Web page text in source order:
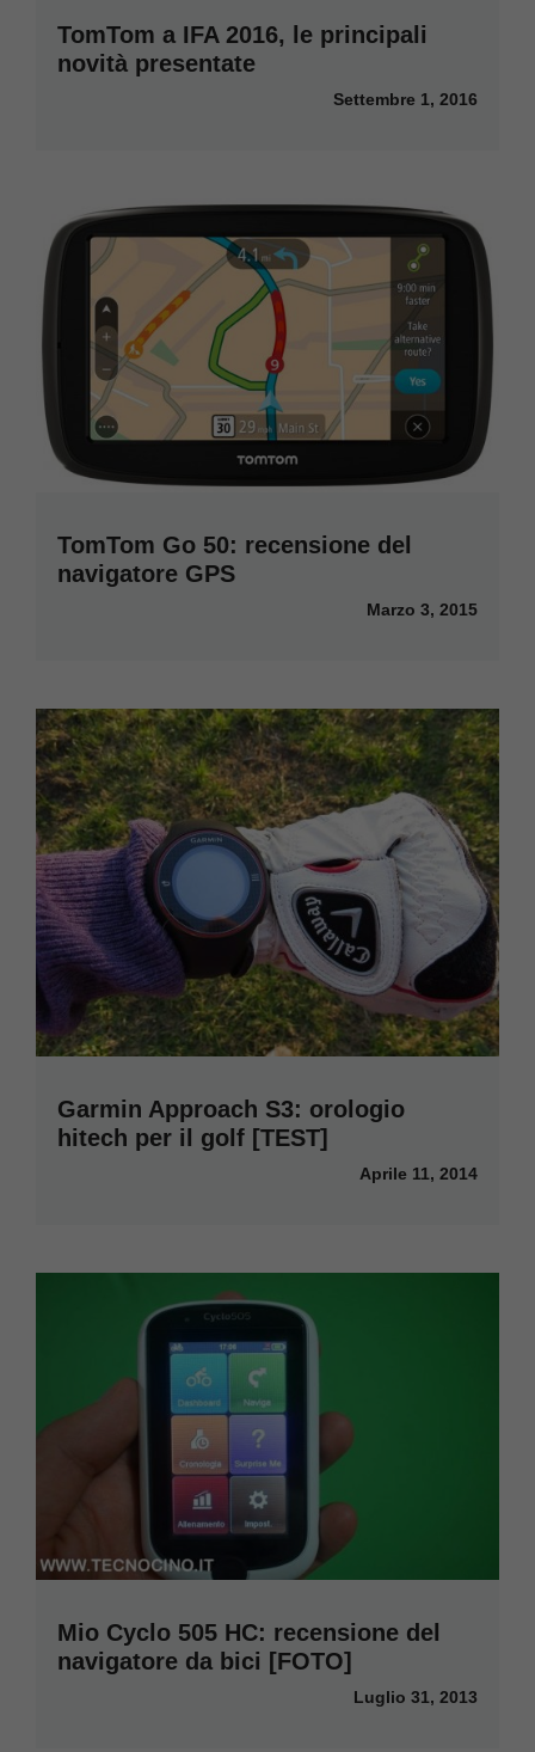
TomTom a IFA 2016, le principali
novità presentate
Settembre 1, 2016
TomTom Go 50: recensione del
navigatore GPS
Marzo 3, 2015
Garmin Approach S3: orologio
hitech per il golf [TEST]
Aprile 11, 2014
Mio Cyclo 505 HC: recensione del
navigatore da bici [FOTO]
Luglio 31, 2013